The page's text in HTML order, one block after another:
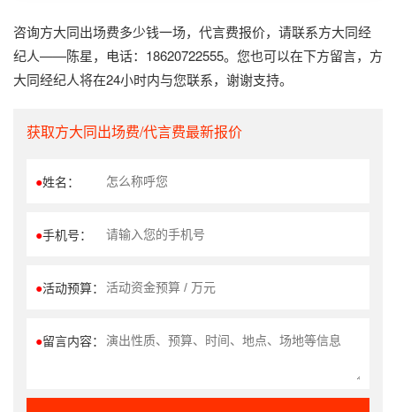
咨询方大同出场费多少钱一场，代言费报价，请联系方大同经
纪人——陈星，电话：18620722555。您也可以在下方留言，方
大同经纪人将在24小时内与您联系，谢谢支持。
获取方大同出场费/代言费最新报价
●姓名：
●手机号：
●活动预算：
●留言内容：